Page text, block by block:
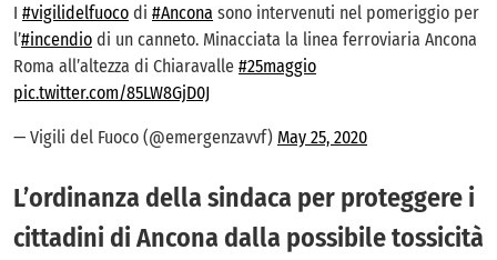
I #vigilidelfuoco di #Ancona sono intervenuti nel pomeriggio per
l’#incendio di un canneto. Minacciata la linea ferroviaria Ancona
Roma all’altezza di Chiaravalle #25maggio
pic.twitter.com/85LW8GjD0J
— Vigili del Fuoco (@emergenzavvf) May 25, 2020
L’ordinanza della sindaca per proteggere i
cittadini di Ancona dalla possibile tossicità